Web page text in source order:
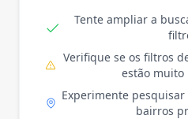
Tente ampliar a
Verifique se os filtros
estão muito
Experimente
bairros